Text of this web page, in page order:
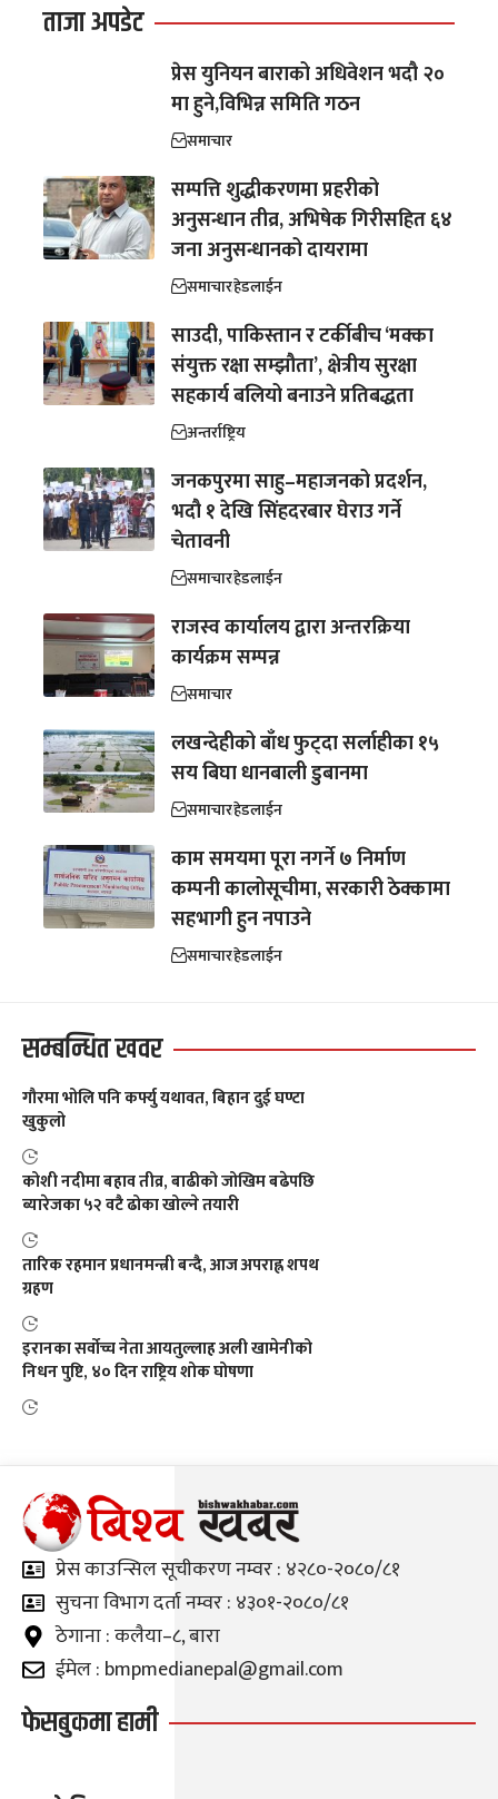
ताजा अपडेट
प्रेस युनियन बाराको अधिवेशन भदौ २०
मा हुने,विभिन्न समिति गठन
समाचार
सम्पत्ति शुद्धीकरणमा प्रहरीको
अनुसन्धान तीव्र, अभिषेक गिरीसहित ६४
जना अनुसन्धानको दायरामा
समाचारहेडलाईन
साउदी, पाकिस्तान र टर्कीबीच ‘मक्का
संयुक्त रक्षा सम्झौता’, क्षेत्रीय सुरक्षा
सहकार्य बलियो बनाउने प्रतिबद्धता
अन्तर्राष्ट्रिय
जनकपुरमा साहु–महाजनको प्रदर्शन,
भदौ १ देखि सिंहदरबार घेराउ गर्ने
चेतावनी
समाचारहेडलाईन
राजस्व कार्यालय द्वारा अन्तरक्रिया
कार्यक्रम सम्पन्न
समाचार
लखन्देहीको बाँध फुट्दा सर्लाहीका १५
सय बिघा धानबाली डुबानमा
समाचारहेडलाईन
काम समयमा पूरा नगर्ने ७ निर्माण
कम्पनी कालोसूचीमा, सरकारी ठेक्कामा
सहभागी हुन नपाउने
समाचारहेडलाईन
सम्बन्धित खवर
गौरमा भोलि पनि कर्फ्यु यथावत, बिहान दुई घण्टा
खुकुलो
कोशी नदीमा बहाव तीव्र, बाढीको जोखिम बढेपछि
ब्यारेजका ५२ वटै ढोका खोल्ने तयारी
तारिक रहमान प्रधानमन्त्री बन्दै, आज अपराह्न शपथ
ग्रहण
इरानका सर्वोच्च नेता आयतुल्लाह अली खामेनीको
निधन पुष्टि, ४० दिन राष्ट्रिय शोक घोषणा
प्रेस काउन्सिल सूचीकरण नम्वर : ४२८०-२०८०/८१
सुचना विभाग दर्ता नम्वर : ४३०१-२०८०/८१
ठेगाना : कलैया–८, बारा
ईमेल : bmpmedianepal@gmail.com
फेसबुकमा हामी